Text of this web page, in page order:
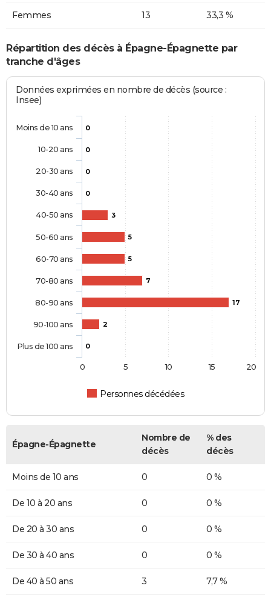
Femmes 13 33,3 %
Répartition des décès à Épagne-Épagnette par
tranche d'âges
Données exprimées en nombre de décès (source :
Insee)
0
0
0
0
3
5
5
7
17
2
0
Personnes décédées
Moins de 10 ans
10-20 ans
20-30 ans
30-40 ans
40-50 ans
50-60 ans
60-70 ans
70-80 ans
80-90 ans
90-100 ans
Plus de 100 ans
0 5 10 15 20
Épagne-Épagnette
Nombre de
décès
% des
décès
Moins de 10 ans 0 0 %
De 10 à 20 ans 0 0 %
De 20 à 30 ans 0 0 %
De 30 à 40 ans 0 0 %
De 40 à 50 ans 3 7,7 %